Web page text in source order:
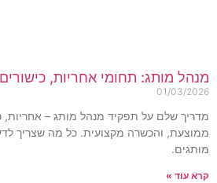
מותג: תחומי אחריות, כישורים
01/03/
שלם על תפקיד מנהל מותג – אחריות,
והכשרה מקצועית. כל מה שצריך לדעת
עוד »